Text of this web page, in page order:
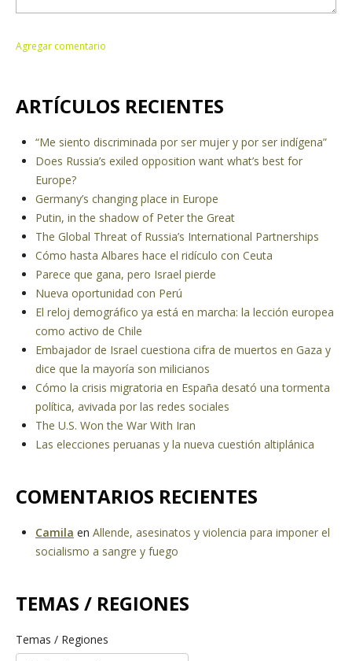
ARTÍCULOS RECIENTES
“Me siento discriminada por ser mujer y por ser indígena”
Does Russia’s exiled opposition want what’s best for
Europe?
Germany’s changing place in Europe
Putin, in the shadow of Peter the Great
The Global Threat of Russia’s International Partnerships
Cómo hasta Albares hace el ridículo con Ceuta
Parece que gana, pero Israel pierde
Nueva oportunidad con Perú
El reloj demográfico ya está en marcha: la lección europea
como activo de Chile
Embajador de Israel cuestiona cifra de muertos en Gaza y
dice que la mayoría son milicianos
Cómo la crisis migratoria en España desató una tormenta
política, avivada por las redes sociales
The U.S. Won the War With Iran
Las elecciones peruanas y la nueva cuestión altiplánica
COMENTARIOS RECIENTES
Camila en Allende, asesinatos y violencia para imponer el
socialismo a sangre y fuego
TEMAS / REGIONES
Temas / Regiones